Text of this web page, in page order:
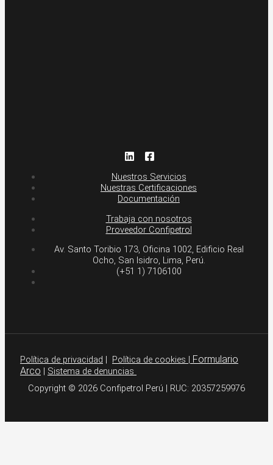
Nuestros Servicios
Nuestras Certificaciones
Documentación
Trabaja con nosotros
Proveedor Confipetrol
Av. Santo Toribio 173, Oficina 1002, Edificio Real
Ocho, San Isidro, Lima, Perú.
(+51 1) 7106100
Política de privacidad | Política de cookies | Formulario
Arco | Sistema de denuncias
Copyright © 2026 Confipetrol Perú | RUC: 20357259976